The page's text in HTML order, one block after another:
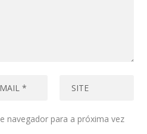
navegador para a próxima vez